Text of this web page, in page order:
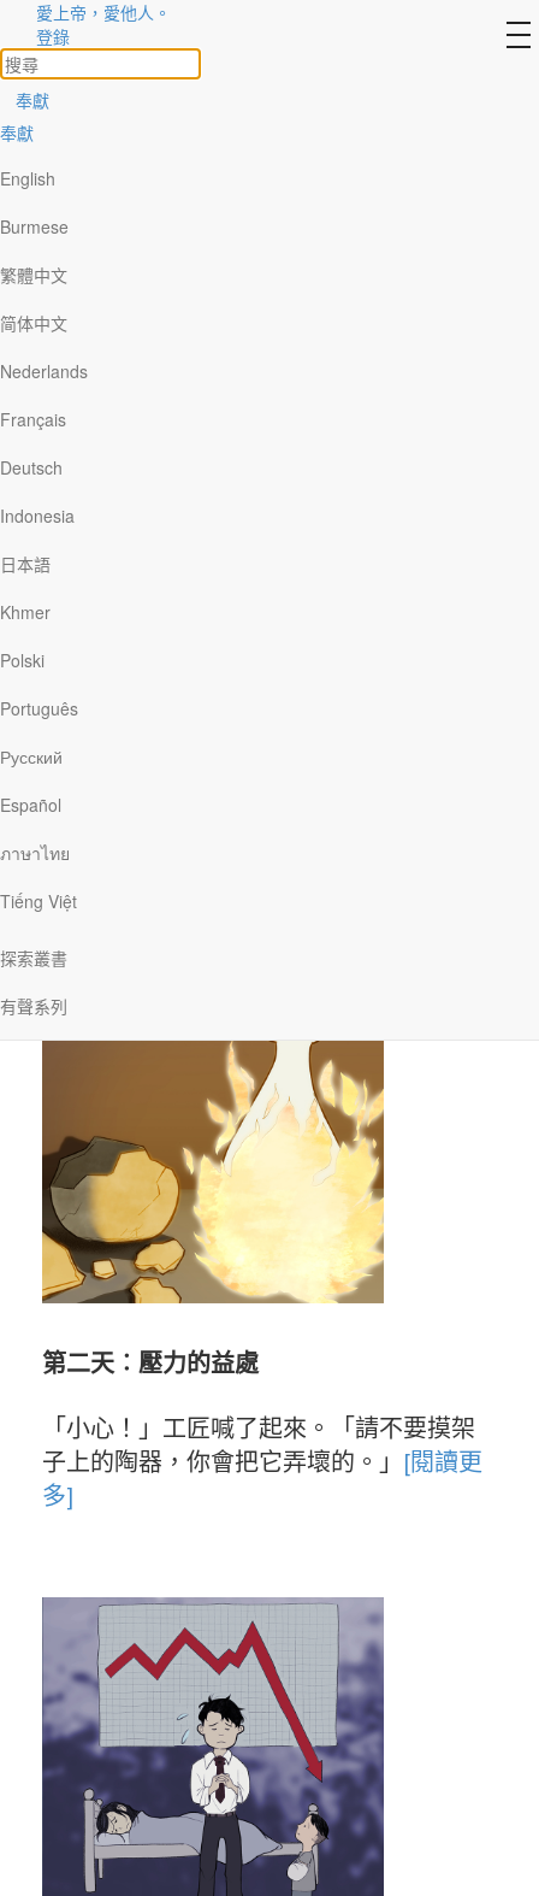
愛上帝，愛他人。
登錄
奉獻
奉獻
English
Burmese
繁體中文
简体中文
Nederlands
Français
Deutsch
Indonesia
日本語
Khmer
Polski
Português
Русский
Español
ภาษาไทย
Tiếng Việt
探索叢書
有聲系列
「壓力」的滋味可謂無人不嚐——年幼天真的
兒童、活潑健壯的青年、智慧老練的長者，
都活在各式各樣的壓力之下。接下來，讓我
認識壓力，也懂得如何面對，能夠活出平
第一天︰我們被奴役的期望
著「假如我有……」
第二天︰壓力的益處
「小心！」工匠喊了起來。「請不要摸架
子上的陶器，你會把它弄壞的。」 [閱讀更
多]